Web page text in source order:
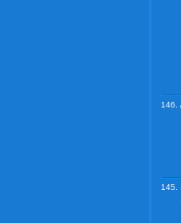
146.
145.